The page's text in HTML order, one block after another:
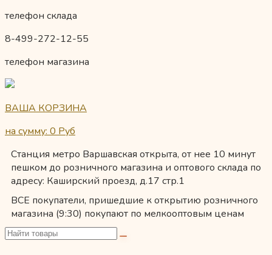
телефон склада
8-499-272-12-55
телефон магазина
ВАША КОРЗИНА
на сумму: 0 Руб
Станция метро Варшавская открыта, от нее 10 минут
пешком до розничного магазина и оптового склада по
адресу: Каширский проезд, д.17 стр.1
ВСЕ покупатели, пришедшие к открытию розничного
магазина (9:30) покупают по мелкооптовым ценам